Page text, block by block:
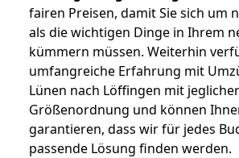
fairen Preisen, damit Sie sich um
als die wichtigen Dinge in Ihrem
kümmern müssen. Weiterhin
umfangreiche Erfahrung mit
Lünen nach Löffingen mit jeglicher
Größenordnung und können
garantieren, dass wir für jedes
passende Lösung finden werden.